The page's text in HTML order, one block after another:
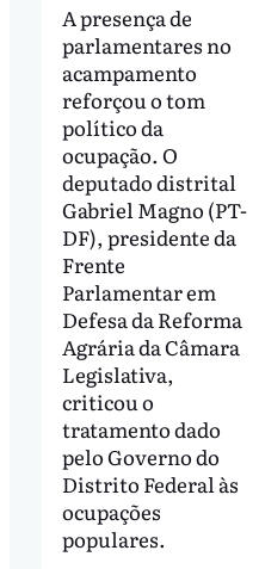
A presença de
parlamentares no
acampamento
reforçou o tom
político da
ocupação. O
deputado distrital
Gabriel Magno (PT-
DF), presidente da
Frente
Parlamentar em
Defesa da Reforma
Agrária da Câmara
Legislativa,
criticou o
tratamento dado
pelo Governo do
Distrito Federal às
ocupações
populares.